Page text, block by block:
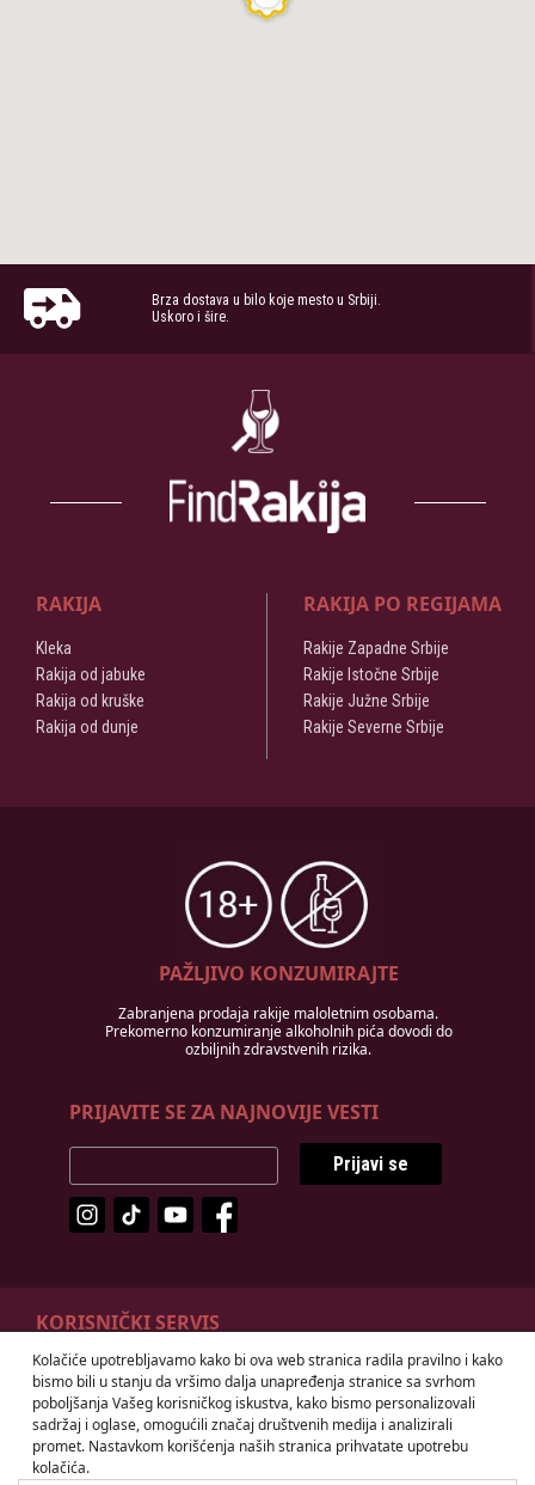
Brza dostava u bilo koje mesto u Srbiji.
Uskoro i šire.
RAKIJA
Kleka
Rakija od jabuke
Rakija od kruške
Rakija od dunje
RAKIJA PO REGIJAMA
Rakije Zapadne Srbije
Rakije Istočne Srbije
Rakije Južne Srbije
Rakije Severne Srbije
PAŽLJIVO KONZUMIRAJTE
Zabranjena prodaja rakije maloletnim osobama.
Prekomerno konzumiranje alkoholnih pića dovodi do
ozbiljnih zdravstvenih rizika.
PRIJAVITE SE ZA NAJNOVIJE VESTI
Prijavi se
KORISNIČKI SERVIS
Odustanak od ugovora
Načini plaćanja
Isporuka
Prava i obaveze potrošača
Uslovi korišćenja
Kolačiće upotrebljavamo kako bi ova web stranica radila pravilno i kako
bismo bili u stanju da vršimo dalja unapređenja stranice sa svrhom
poboljšanja Vašeg korisničkog iskustva, kako bismo personalizovali
sadržaj i oglase, omogućili značaj društvenih medija i analizirali
promet. Nastavkom korišćenja naših stranica prihvatate upotrebu
kolačića.